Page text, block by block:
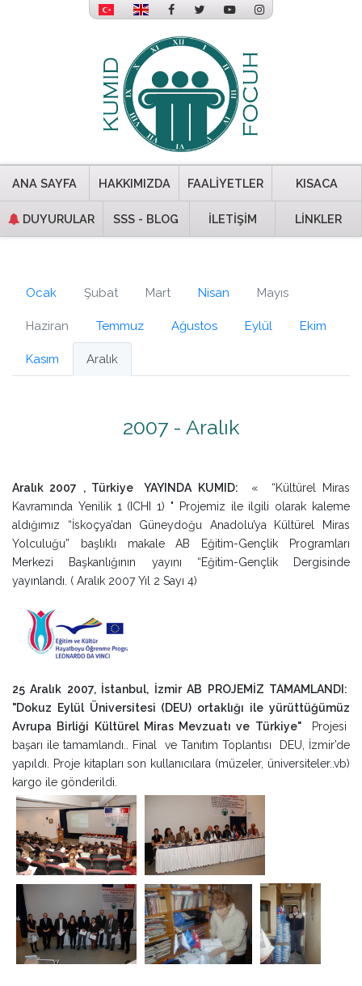
ANA SAYFA HAKKIMIZDA FAALİYETLER KISACA
DUYURULAR SSS - BLOG İLETİŞİM LİNKLER
Ocak Şubat Mart Nisan Mayıs
Haziran Temmuz Ağustos Eylül Ekim
Kasım Aralık
2007 - Aralık
Aralık 2007 , Türkiye YAYINDA KUMID: « “Kültürel Miras
Kavramında Yenilik 1 (ICHI 1) " Projemiz ile ilgili olarak kaleme
aldığımız “İskoçya’dan Güneydoğu Anadolu’ya Kültürel Miras
Yolculuğu” başlıklı makale AB Eğitim-Gençlik Programları
Merkezi Başkanlığının yayını “Eğitim-Gençlik Dergisinde
yayınlandı. ( Aralık 2007 Yıl 2 Sayı 4)
25 Aralık 2007, İstanbul, İzmir AB PROJEMİZ TAMAMLANDI:
"Dokuz Eylül Üniversitesi (DEU) ortaklığı ile yürüttüğümüz
Avrupa Birliği Kültürel Miras Mevzuatı ve Türkiye"
Projesi
başarı ile tamamlandı.. Final ve Tanıtım Toplantısı DEU, İzmir’de
yapıldı. Proje kitapları son kullanıcılara (müzeler, üniversiteler..vb)
kargo ile gönderildi.